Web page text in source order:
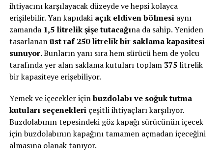
ihtiyacını karşılayacak düzeyde ve hepsi kolayca
erişilebilir. Yan kapıdaki açık eldiven bölmesiaynı
zamanda 1,5 litrelik şişe tutacağına da sahip. Yeniden
tasarlananüst raf 250 litrelik bir saklama kapasitesi
sunuyor. Bunların yanı sıra hem sürücü hem de yolcu
tarafında yer alan saklama kutuları toplam 375litrelik
bir kapasiteye erişebiliyor.
Yemek ve içecekler içinbuzdolabı ve soğuk tutma
kutuları seçenekleriçeşitli ihtiyaçları karşılıyor.
Buzdolabının tepesindeki göz kapağı sürücünün içecek
için buzdolabının kapağını tamamen açmadan içeceğini
almasına olanak tanıyor.